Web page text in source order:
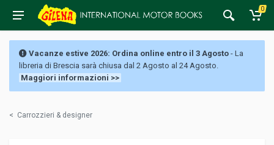
0
Vacanze estive 2026: Ordina online entro il 3 Agosto - La
libreria di Brescia sarà chiusa dal 2 Agosto al 24 Agosto.
Maggiori informazioni >>
< Carrozzieri & designer